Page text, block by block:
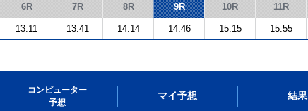
6R 7R 8R 9R 10R 11R
13:11 13:41 14:14 14:46 15:15 15:55
コンピューター
予想
マイ予想 結果